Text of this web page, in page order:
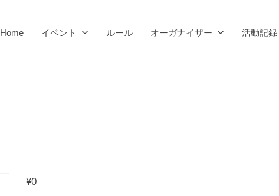
Home イベント ルール オーガナイザー 活動記録
¥0